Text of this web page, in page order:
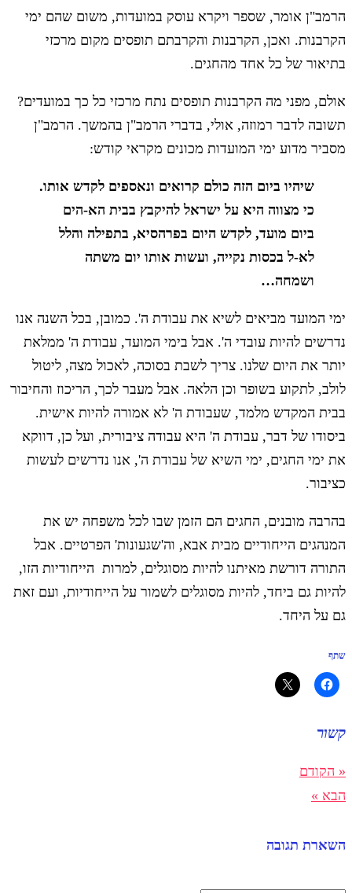
הרמב"ן אומר, שספר ויקרא עוסק במועדות, משום שהם ימי
הקרבנות. ואכן, הקרבנות והקרבתם תופסים מקום מרכזי
בתיאור של כל אחד מהחגים.
אולם, מפני מה הקרבנות תופסים נתח מרכזי כל כך במועדים?
תשובה לדבר רמוזה, אולי, בדברי הרמב"ן בהמשך. הרמב"ן
מסביר מדוע ימי המועדות מכונים מקראי קודש:
שיהיו ביום הזה כולם קרואים ונאספים לקדש אותו.
כי מצווה היא על ישראל להיקבץ בבית הא-הים
ביום מועד, לקדש היום בפרהסיא, בתפילה והלל
לא-ל בכסות נקייה, ועשות אותו יום משתה
ושמחה…
ימי המועד מביאים לשיא את עבודת ה'. כמובן, בכל השנה אנו
נדרשים להיות עובדי ה'. אבל בימי המועד, עבודת ה' ממלאת
יותר את היום שלנו. צריך לשבת בסוכה, לאכול מצה, ליטול
לולב, לתקוע בשופר וכן הלאה. אבל מעבר לכך, הריכוז והחיבור
בבית המקדש מלמד, שעבודת ה' לא אמורה להיות אישית.
ביסודו של דבר, עבודת ה' היא עבודה ציבורית, ועל כן, דווקא
את ימי החגים, ימי השיא של עבודת ה', אנו נדרשים לעשות
כציבור.
בהרבה מובנים, החגים הם הזמן שבו לכל משפחה יש את
המנהגים הייחודיים מבית אבא, וה'שגעונות' הפרטיים. אבל
התורה דורשת מאיתנו להיות מסוגלים, למרות הייחודיות הזו,
להיות גם ביחד, להיות מסוגלים לשמור על הייחודיות, ועם זאת
גם על היחד.
שתף
קשור
« הקודם
הבא »
השארת תגובה